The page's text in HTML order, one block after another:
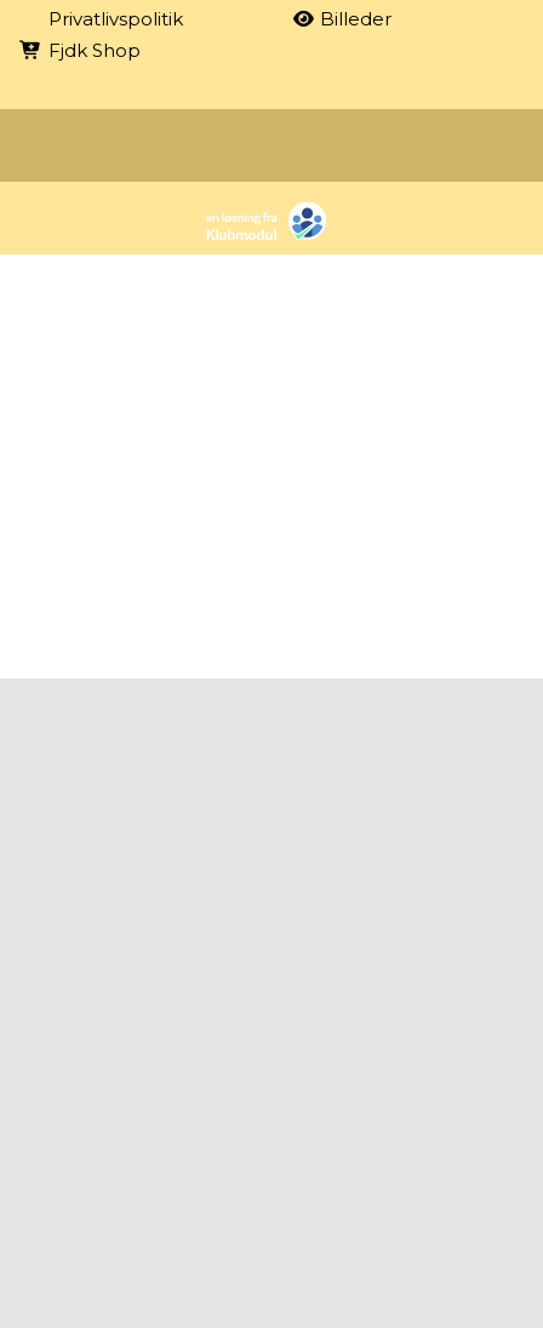
Privatlivspolitik
Billeder
Fjdk Shop